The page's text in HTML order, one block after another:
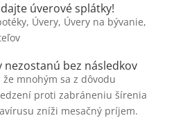
úverové splátky!
, Úvery, Úvery na bývanie,
nezostanú bez následkov
mnohým sa z dôvodu
proti zabráneniu šírenia
zníži mesačný príjem.